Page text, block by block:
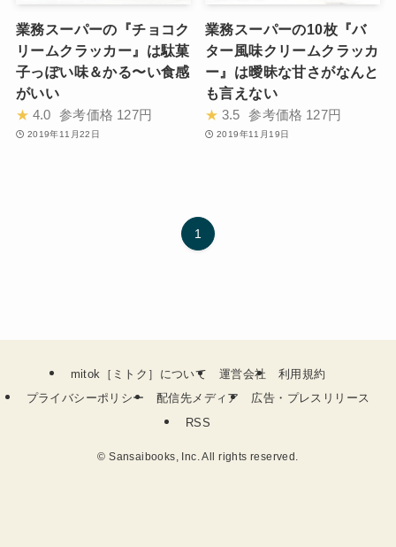
業務スーパーの『チョコク
リームクラッカー』は駄菓
子っぽい味＆かる〜い食感
がいい
★ 4.0 参考価格 127円
2019年11月22日
業務スーパーの10枚『バ
ター風味クリームクラッカ
ー』は曖昧な甘さがなんと
も言えない
★ 3.5 参考価格 127円
2019年11月19日
1
mitok［ミトク］について 運営会社
利用規約
プライバシーポリシー
配信先メディア
広告・プレスリリース
RSS
© Sansaibooks, Inc. All rights reserved.